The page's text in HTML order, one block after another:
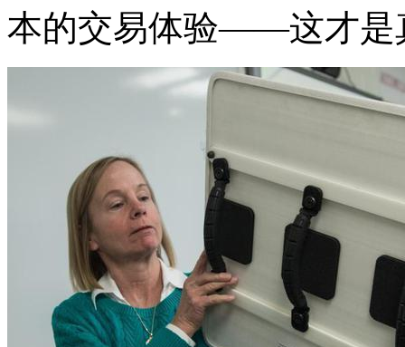
本的交易体验——这才是